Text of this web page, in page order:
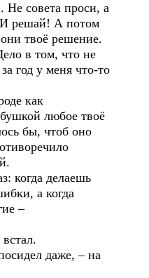
Не совета проси, а
решай! А потом
твоё решение.
в том, что не
год у меня что-то
как
любое твоё
бы, чтоб оно
делаешь
а когда
–
даже, – на